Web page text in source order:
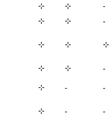
⊹ ⊹
-
⊹ ⊹
-
⊹ ⊹ ⊹
⊹ ⊹
-
⊹ -
-
⊹ - -